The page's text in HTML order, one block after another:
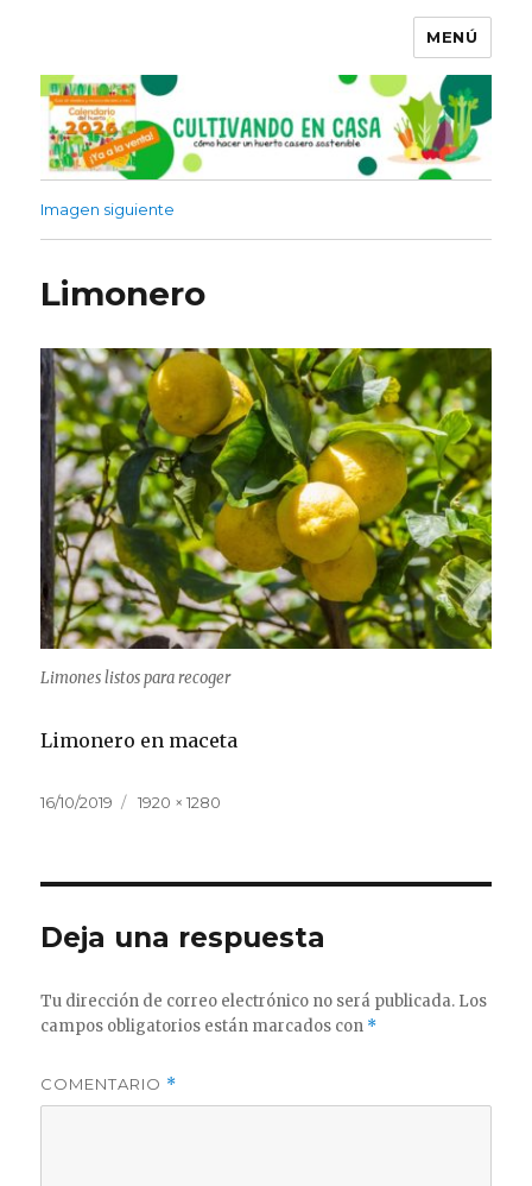
MENÚ
Imagen siguiente
Limonero
Limones listos para recoger
Limonero en maceta
Publicado
16/10/2019
Tamaño
1920 × 1280
Deja una respuesta
Tu dirección de correo electrónico no será publicada. Los
campos obligatorios están marcados con *
COMENTARIO *